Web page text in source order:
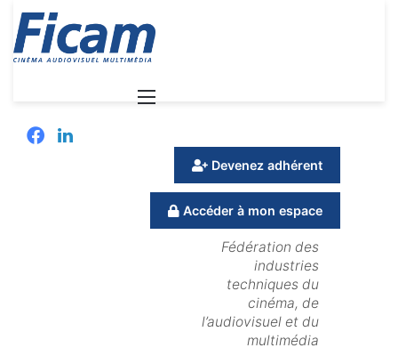
Menu
Facebook
Linkedin
Devenez adhérent
Accéder à mon espace
Fédération des
industries
techniques du
cinéma, de
l’audiovisuel et du
multimédia